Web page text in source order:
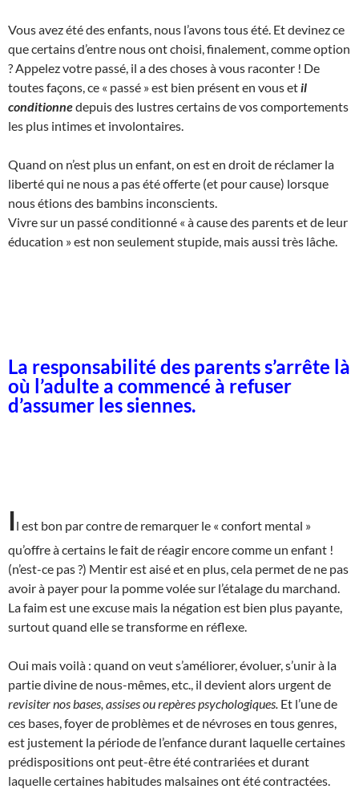
Vous avez été des enfants, nous l’avons tous été. Et devinez ce
que certains d’entre nous ont choisi, finalement, comme option
? Appelez votre passé, il a des choses à vous raconter ! De
toutes façons, ce « passé » est bien présent en vous et il
conditionnedepuis des lustres certains de vos comportements
les plus intimes et involontaires.
Quand on n’est plus un enfant, on est en droit de réclamer la
liberté qui ne nous a pas été offerte (et pour cause) lorsque
nous étions des bambins inconscients.
Vivre sur un passé conditionné « à cause des parents et de leur
éducation » est non seulement stupide, mais aussi très lâche.
La responsabilité des parents s’arrête là
où l’adulte a commencé à refuser
d’assumer les siennes.
Il est bon par contre de remarquer le « confort mental »
qu’offre à certains le fait de réagir encore comme un enfant !
(n’est-ce pas ?) Mentir est aisé et en plus, cela permet de ne pas
avoir à payer pour la pomme volée sur l’étalage du marchand.
La faim est une excuse mais la négation est bien plus payante,
surtout quand elle se transforme en réflexe.
Oui mais voilà : quand on veut s’améliorer, évoluer, s’unir à la
partie divine de nous-mêmes, etc., il devient alors urgent de
revisiter nos bases, assises ou repères psychologiques. Et l’une de
ces bases, foyer de problèmes et de névroses en tous genres,
est justement la période de l’enfance durant laquelle certaines
prédispositions ont peut-être été contrariées et durant
laquelle certaines habitudes malsaines ont été contractées.